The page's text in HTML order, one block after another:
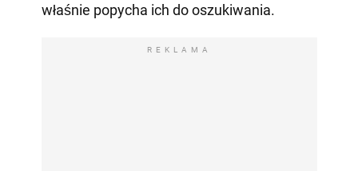
właśnie popycha ich do oszukiwania.
REKLAMA